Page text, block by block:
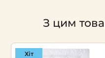
З цим
Хіт